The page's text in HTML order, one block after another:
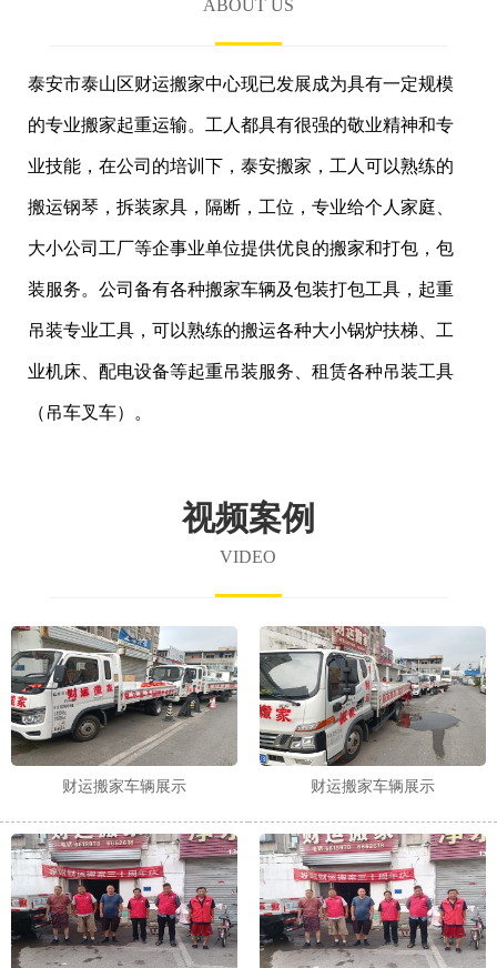
ABOUT US
泰安市泰山区财运搬家中心现已发展成为具有一定规模
的专业搬家起重运输。工人都具有很强的敬业精神和专
业技能，在公司的培训下，泰安搬家，工人可以熟练的
搬运钢琴，拆装家具，隔断，工位，专业给个人家庭、
大小公司工厂等企事业单位提供优良的搬家和打包，包
装服务。公司备有各种搬家车辆及包装打包工具，起重
吊装专业工具，可以熟练的搬运各种大小锅炉扶梯、工
业机床、配电设备等起重吊装服务、租赁各种吊装工具
（吊车叉车）。
视频案例
VIDEO
财运搬家车辆展示 财运搬家车辆展示